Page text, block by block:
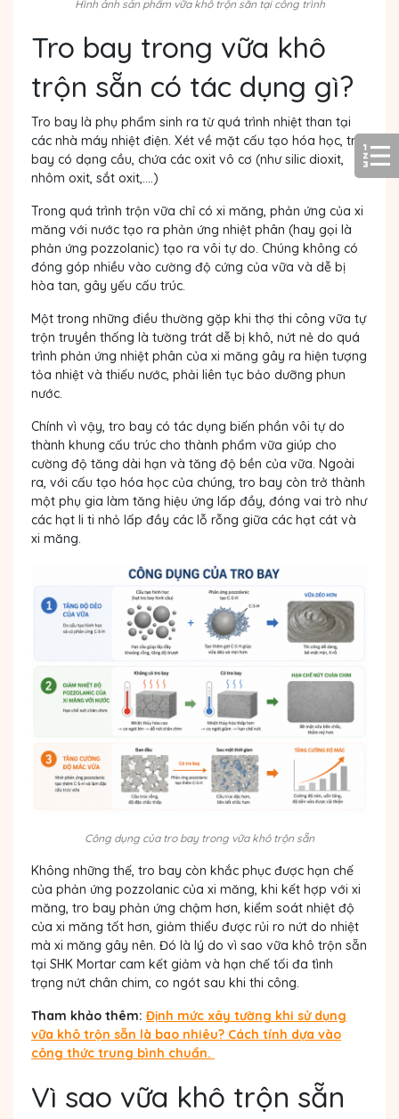
Hình ảnh sản phẩm vữa khô trộn sẵn tại công trình
Tro bay trong vữa khô
trộn sẵn có tác dụng gì?
Tro bay là phụ phẩm sinh ra từ quá trình nhiệt than tại
các nhà máy nhiệt điện. Xét về mặt cấu tạo hóa học, tro
bay có dạng cầu, chứa các oxit vô cơ (như silic dioxit,
nhôm oxit, sắt oxit,....)
Trong quá trình trộn vữa chỉ có xi măng, phản ứng của xi
măng với nước tạo ra phản ứng nhiệt phân (hay gọi là
phản ứng pozzolanic) tạo ra vôi tự do. Chúng không có
đóng góp nhiều vào cường độ cứng của vữa và dễ bị
hòa tan, gây yếu cấu trúc.
Một trong những điều thường gặp khi thợ thi công vữa tự
trộn truyền thống là tường trát dễ bị khô, nứt nẻ do quá
trình phản ứng nhiệt phân của xi măng gây ra hiện tượng
tỏa nhiệt và thiếu nước, phải liên tục bảo dưỡng phun
nước.
Chính vì vậy, tro bay có tác dụng biến phần vôi tự do
thành khung cấu trúc cho thành phẩm vữa giúp cho
cường độ tăng dài hạn và tăng độ bền của vữa. Ngoài
ra, với cấu tạo hóa học của chúng, tro bay còn trở thành
một phụ gia làm tăng hiệu ứng lấp đầy, đóng vai trò như
các hạt li ti nhỏ lấp đầy các lỗ rỗng giữa các hạt cát và
xi măng.
Công dụng của tro bay trong vữa khô trộn sẵn
Không những thế, tro bay còn khắc phục được hạn chế
của phản ứng pozzolanic của xi măng, khi kết hợp với xi
măng, tro bay phản ứng chậm hơn, kiểm soát nhiệt độ
của xi măng tốt hơn, giảm thiểu được rủi ro nứt do nhiệt
mà xi măng gây nên. Đó là lý do vì sao vữa khô trộn sẵn
tại SHK Mortar cam kết giảm và hạn chế tối đa tình
trạng nứt chân chim, co ngót sau khi thi công.
Tham khảo thêm: Định mức xây tường khi sử dụng
vữa khô trộn sẵn là bao nhiêu? Cách tính dựa vào
công thức trung bình chuẩn.
Vì sao vữa khô trộn sẵn